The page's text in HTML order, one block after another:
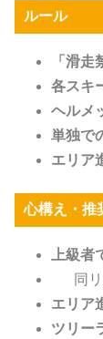
ルール
「滑
各スキ
ヘルメ
単独で
エリア
心構え・推
上級
同
エリア
ツリー